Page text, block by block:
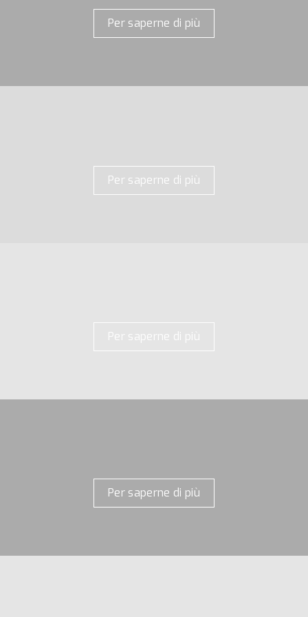
Per saperne di più
Per saperne di più
Per saperne di più
Per saperne di più